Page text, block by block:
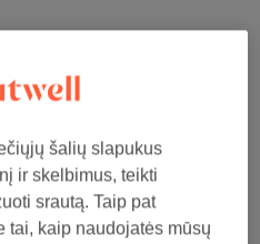
nuo 15€
(1)
šalių slapukus
ir skelbimus, teikti
srautą. Taip pat
tai, kaip naudojatės mūsų